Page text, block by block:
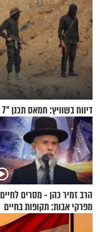
דיווח בשוויץ: חמאס תכנן "7 באוקטובר שני" באירופה
הרב זמיר כהן - מסרים לחיים
מפרקי אבות: תקופות בחיים